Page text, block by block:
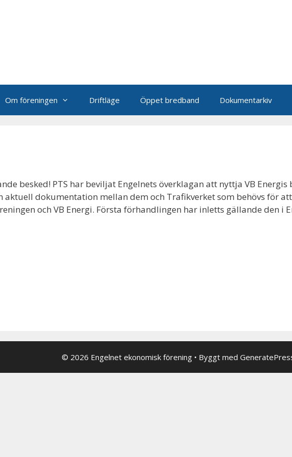
Om föreningen Driftläge Öppet bredband Dokumentarkiv
besked! PTS har beviljat Engelnets överklagan att nyttja VB
dokumentation mellan dem och Trafikverket som behövs för
och VB Energi. Första förhandlingen har inletts gällande den i
© 2026 Engelnet ekonomisk förening• Byggt med